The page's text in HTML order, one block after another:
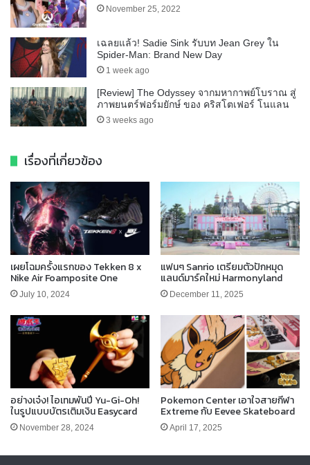
November 25, 2022
เฉลยแล้ว! Sadie Sink รับบท Jean Grey ใน
Spider-Man: Brand New Day
1 week ago
[Review] The Odyssey จากมหากาพย์โบราณ สู่
ภาพยนตร์ฟอร์มยักษ์ ของ คริสโตเฟอร์ โนแลน
3 weeks ago
เรื่องที่เกี่ยวข้อง
เผยโฉมครั้งแรกของ Tekken 8 x
Nike Air Foamposite One
July 10, 2024
แฟนๆ Sanrio เตรียมตัวปักหมุด
แลนด์มาร์คใหม่ Harmonyland
December 11, 2025
อย่างเจ๋ง! ไอเทมพันปี Yu-Gi-Oh!
ในรูปแบบบัตรเติมเงิน Easycard
November 28, 2024
Pokemon Center เอาใจสายกีฬา
Extreme กับ Eevee Skateboard
April 17, 2025